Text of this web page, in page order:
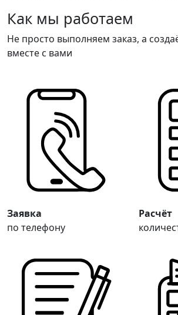
Как мы работаем
Не просто выполняем заказ, а
вместе с вами
Заявка
по телефону
Расчёт